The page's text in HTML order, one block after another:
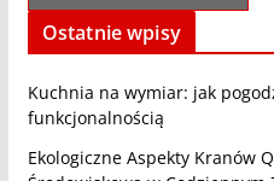
Ostatnie wpisy
Kuchnia na wymiar: jak
funkcjonalnością
Ekologiczne Aspekty Kranów